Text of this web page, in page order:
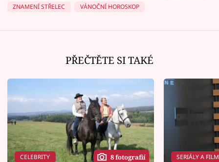
ZNAMENÍ STŘELEC
VÁNOČNÍ HOROSKOP
PŘEČTĚTE SI TAKÉ
CELEBRITY 8 fotografií SERIÁLY A